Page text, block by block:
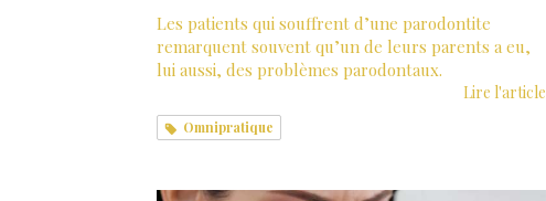
Les patients qui souffrent d’une parodontite
remarquent souvent qu’un de leurs parents a eu,
lui aussi, des problèmes parodontaux.
Lire l'article
Omnipratique